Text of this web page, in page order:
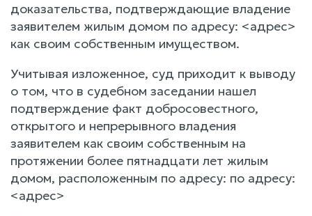
доказательства, подтверждающие владение
заявителем жилым домом по адресу: <адрес>
как своим собственным имуществом.
Учитывая изложенное, суд приходит к выводу
о том, что в судебном заседании нашел
подтверждение факт добросовестного,
открытого и непрерывного владения
заявителем как своим собственным на
протяжении более пятнадцати лет жилым
домом, расположенным по адресу: по адресу:
<адрес>